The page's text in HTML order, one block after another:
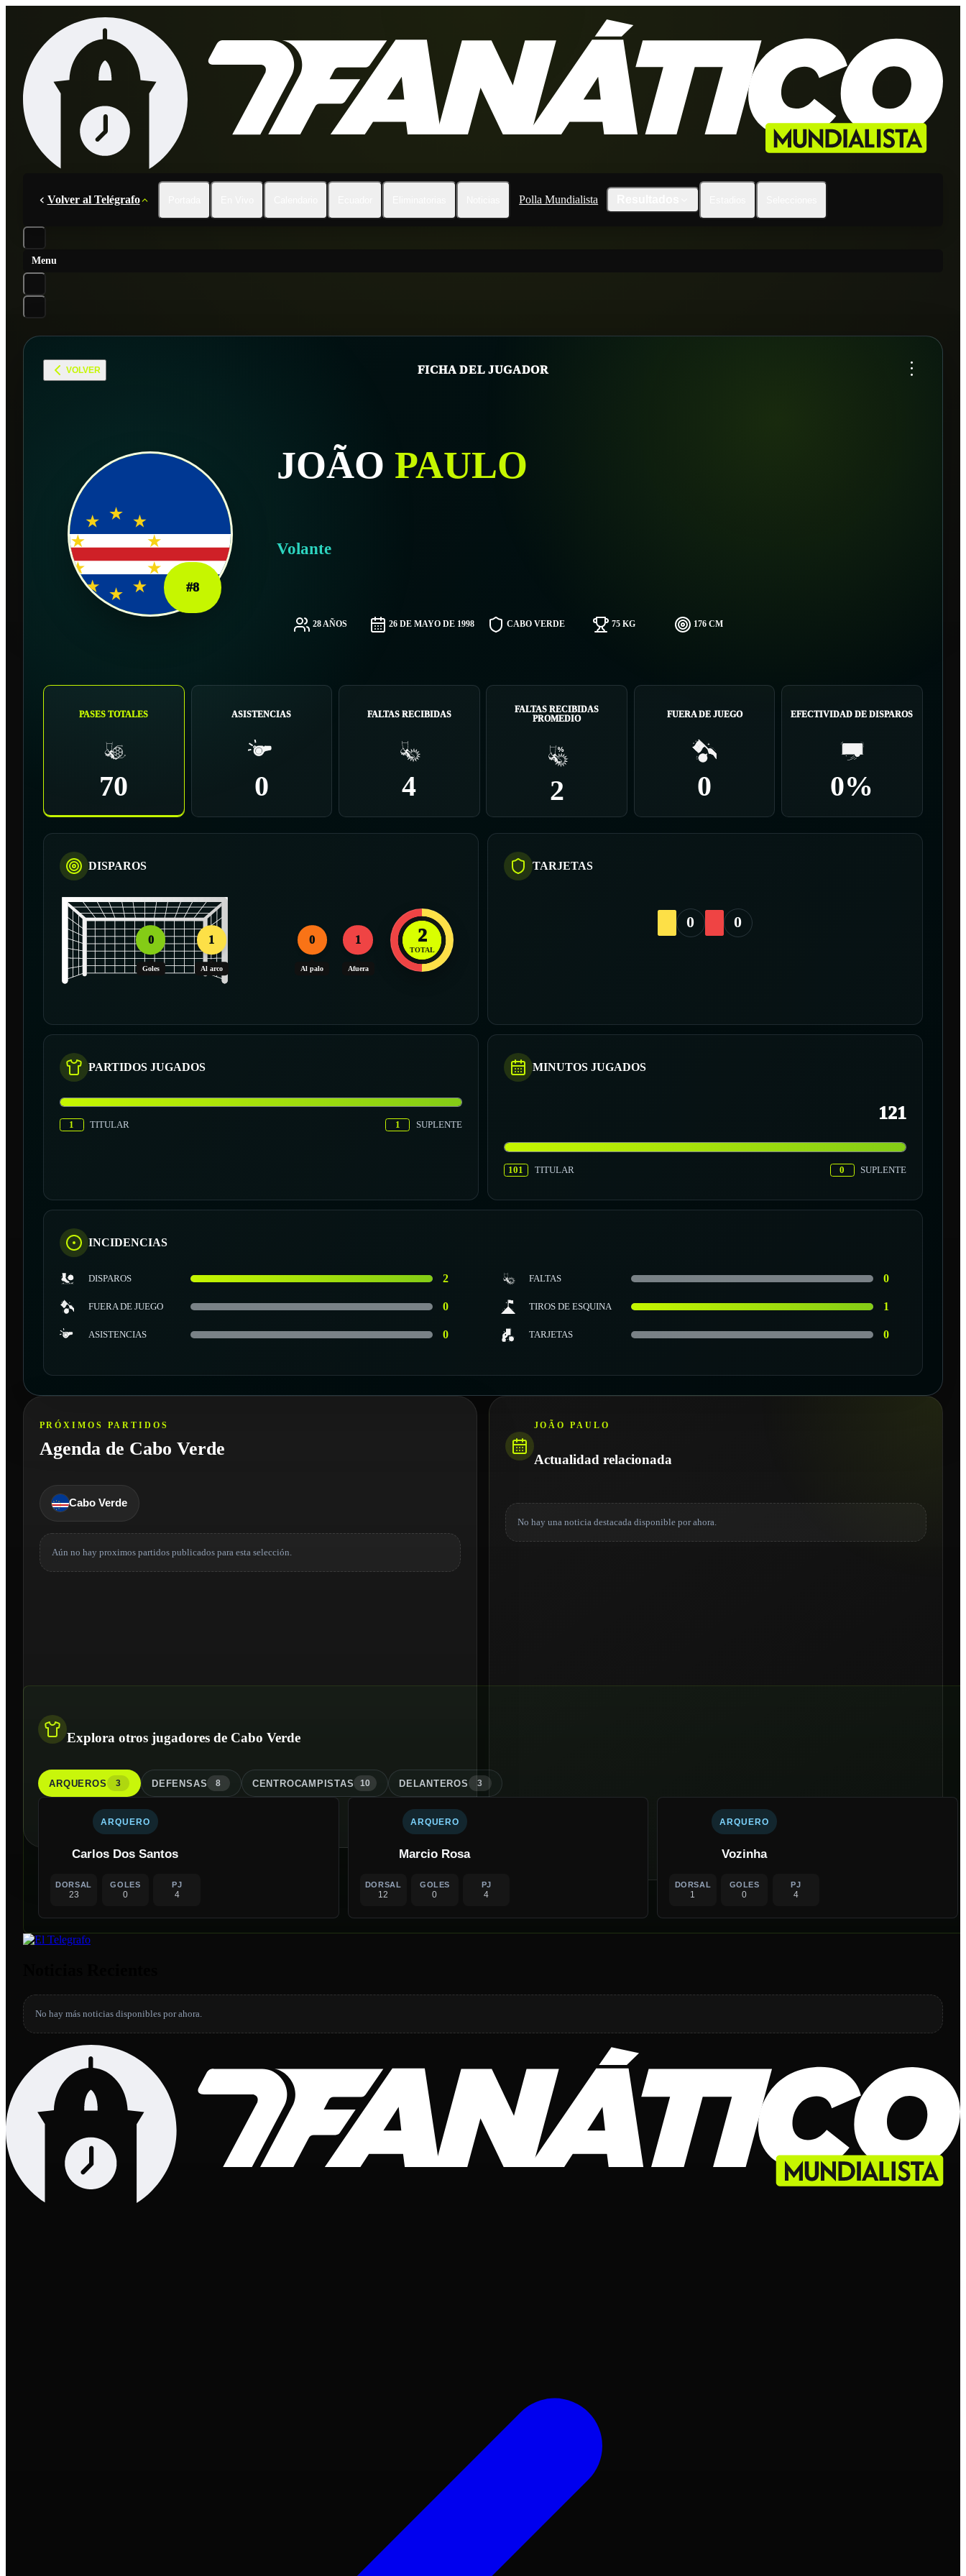
Volver al Telégrafo Polla Mundialista
Menu
VOLVER FICHA DEL JUGADOR ...
#8
JOÃO PAULO
Volante
28 AÑOS 26 DE MAYO DE 1998 CABO VERDE 75 KG 176 CM
PASES TOTALES
70
ASISTENCIAS
0
FALTAS RECIBIDAS
4
FALTAS RECIBIDAS
PROMEDIO
2
FUERA DE JUEGO
0
EFECTIVIDAD DE DISPAROS
0%
DISPAROS
0
Goles
1
Al arco
0
Al palo
1
Afuera
2
TOTAL
TARJETAS
0 0
PARTIDOS JUGADOS
1 TITULAR 1 SUPLENTE
MINUTOS JUGADOS
121
101 TITULAR 0 SUPLENTE
INCIDENCIAS
DISPAROS 2 FALTAS 0
FUERA DE JUEGO 0 TIROS DE ESQUINA 1
ASISTENCIAS 0 TARJETAS 0
PRÓXIMOS PARTIDOS
Agenda de Cabo Verde
Cabo Verde
Aún no hay proximos partidos publicados para esta selección.
JOÃO PAULO
Actualidad relacionada
No hay una noticia destacada disponible por ahora.
Explora otros jugadores de Cabo Verde
ARQUEROS 3 DEFENSAS 8 CENTROCAMPISTAS 10 DELANTEROS 3
ARQUERO
Carlos Dos Santos
DORSAL
23
GOLES
0
PJ
4
ARQUERO
Marcio Rosa
DORSAL
12
GOLES
0
PJ
4
ARQUERO
Vozinha
DORSAL
1
GOLES
0
PJ
4
No hay más noticias disponibles por ahora.